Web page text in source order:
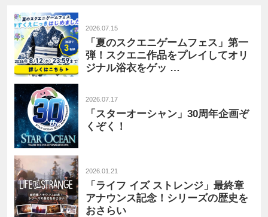
2026.07.15
「夏のスクエニゲームフェス」第一
弾！スクエニ作品をプレイしてオリ
ジナル浴衣をゲッ …
2026.07.17
「スターオーシャン」30周年企画ぞ
くぞく！
2026.01.21
「ライフ イズ ストレンジ」最終章
アナウンス記念！シリーズの歴史を
おさらい